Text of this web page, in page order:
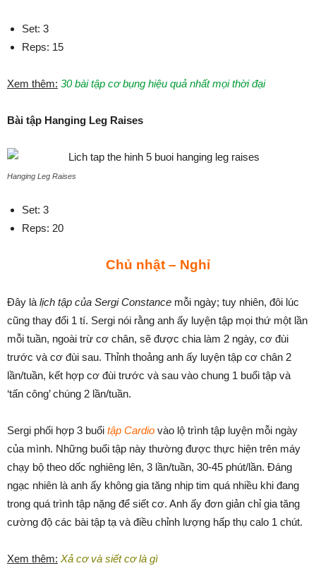
Set: 3
Reps: 15
Xem thêm: 30 bài tập cơ bụng hiệu quả nhất mọi thời đại
Bài tập Hanging Leg Raises
Hanging Leg Raises
Set: 3
Reps: 20
Chủ nhật – Nghỉ
Đây là lịch tập của Sergi Constance mỗi ngày; tuy nhiên, đôi lúc
cũng thay đổi 1 tí. Sergi nói rằng anh ấy luyện tập mọi thứ một lần
mỗi tuần, ngoài trừ cơ chân, sẽ được chia làm 2 ngày, cơ đùi
trước và cơ đùi sau. Thỉnh thoảng anh ấy luyện tập cơ chân 2
lần/tuần, kết hợp cơ đùi trước và sau vào chung 1 buổi tập và
‘tấn công’ chúng 2 lần/tuần.
Sergi phối hợp 3 buổi tập Cardio vào lộ trình tập luyện mỗi ngày
của mình. Những buổi tập này thường được thực hiện trên máy
chạy bộ theo dốc nghiêng lên, 3 lần/tuần, 30-45 phút/lần. Đáng
ngạc nhiên là anh ấy không gia tăng nhịp tim quá nhiều khi đang
trong quá trình tập nặng để siết cơ. Anh ấy đơn giản chỉ gia tăng
cường độ các bài tập tạ và điều chỉnh lượng hấp thụ calo 1 chút.
Xem thêm: Xả cơ và siết cơ là gì